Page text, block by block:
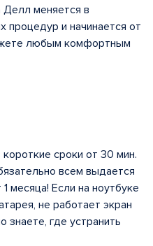
Делл меняется в
процедур и начинается от
любым комфортным
сроки от 30 мин.
всем выдается
месяца! Если на ноутбуке
не работает экран
знаете, где устранить